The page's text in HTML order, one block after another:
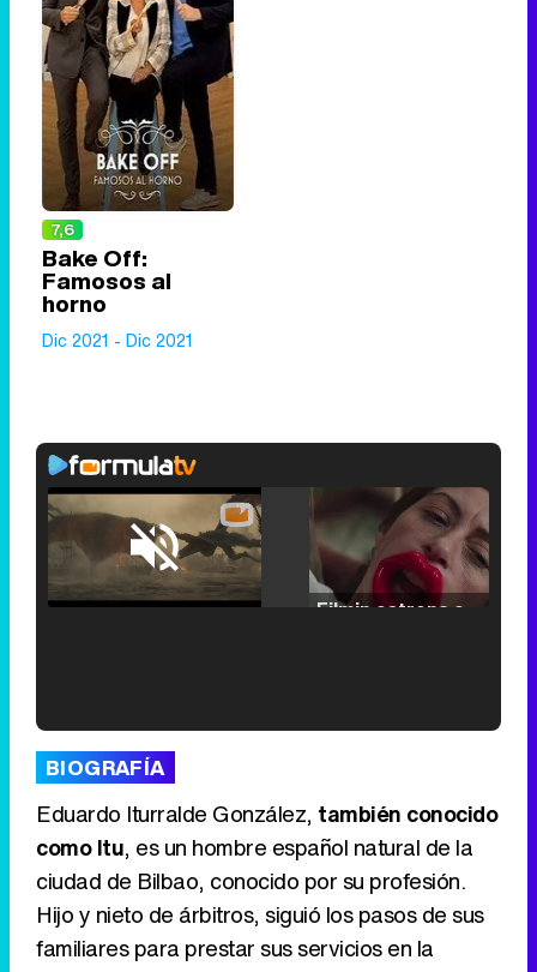
7,6
Bake Off:
Famosos al
horno
Dic 2021 - Dic 2021
Unmute /
Loaded:
Tráiler de '33 días', la nueva serie de Atresplayer con Julián Villagrán y José Manuel Poga
BIOGRAFÍA
Eduardo Iturralde González, también conocido
como Itu, es un hombre español natural de la
ciudad de Bilbao, conocido por su profesión.
Hijo y nieto de árbitros, siguió los pasos de sus
familiares para prestar sus servicios en la